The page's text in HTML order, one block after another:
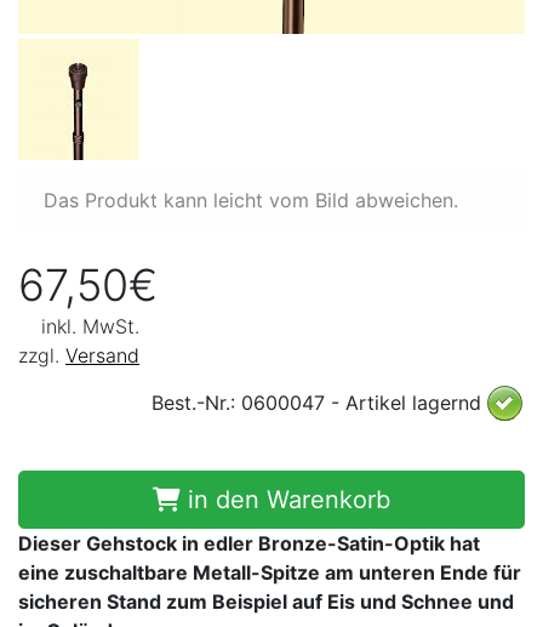
Das Produkt kann leicht vom Bild abweichen.
67,50€
inkl. MwSt.
zzgl. Versand
Best.-Nr.: 0600047 - Artikel lagernd
in den Warenkorb
Dieser Gehstock in edler Bronze-Satin-Optik hat
eine zuschaltbare Metall-Spitze am unteren Ende für
sicheren Stand zum Beispiel auf Eis und Schnee und